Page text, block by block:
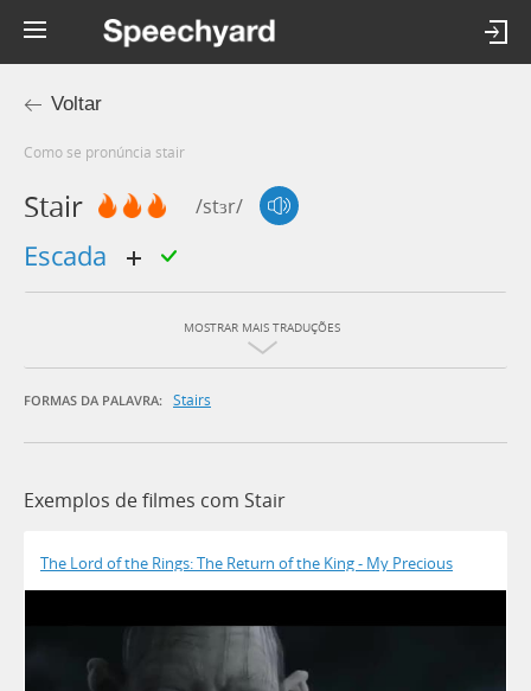
Voltar
Como se pronúncia stair
Stair /stɜr/
escada
MOSTRAR MAIS TRADUÇÕES
FORMAS DA PALAVRA: Stairs
Exemplos de filmes com Stair
The Lord of the Rings: The Return of the King - My Precious